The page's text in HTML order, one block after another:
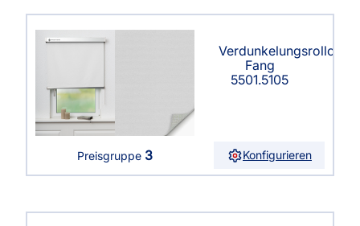
Verdunkelungsrollo
Fang
5501.5105
Preisgruppe 3 Konfigurieren